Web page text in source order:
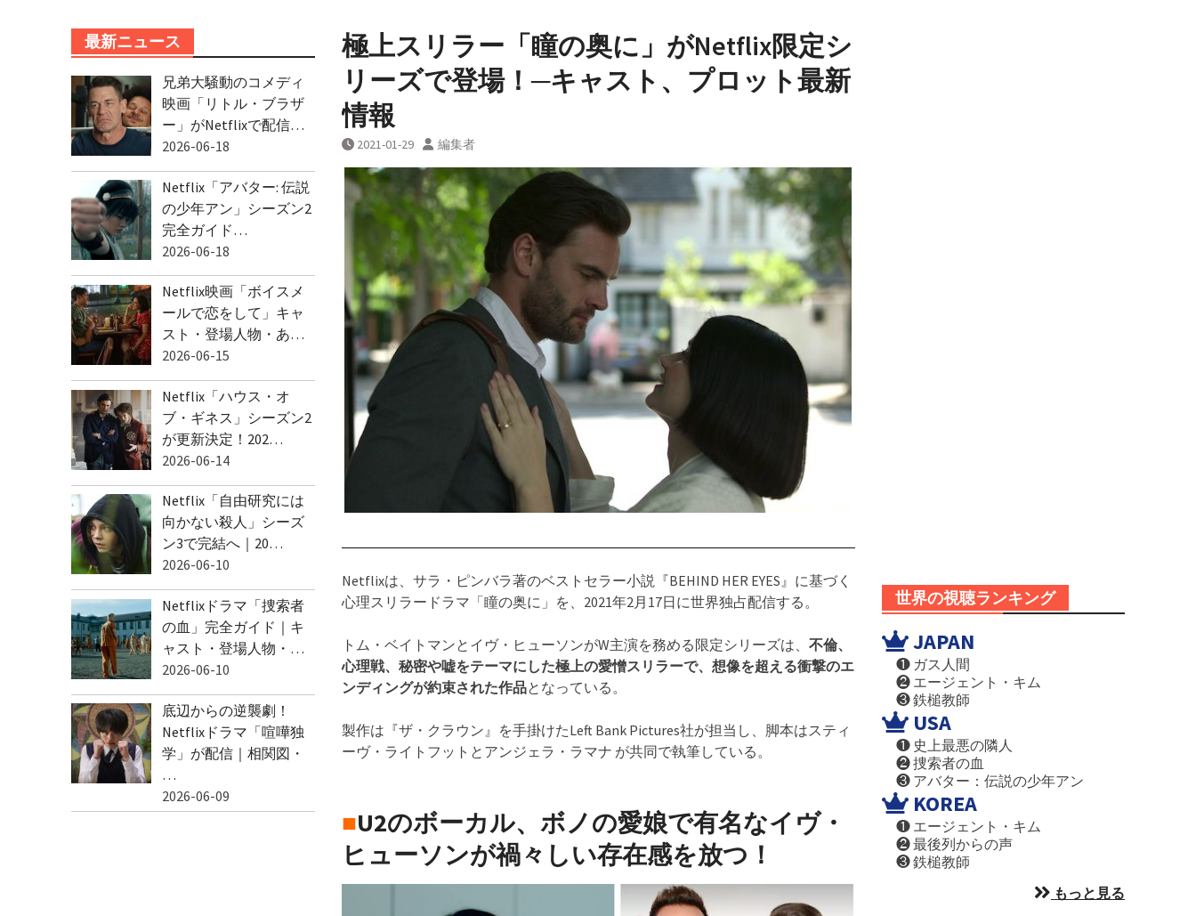
極上スリラー「瞳の奥に」がNetflix限定シ
リーズで登場！─キャスト、プロット最新
情報
2021-01-29 編集者
Netflixは、サラ・ピンバラ著のベストセラー小説『BEHIND HER EYES』に基づく
心理スリラードラマ「瞳の奥に」を、2021年2月17日に世界独占配信する。
トム・ベイトマンとイヴ・ヒューソンがW主演を務める限定シリーズは、 不倫、
心理戦、秘密や嘘をテーマにした極上の愛憎スリラーで、想像を超える衝撃のエ
ンディングが約束された作品となっている。
製作は『ザ・クラウン』を手掛けたLeft Bank Pictures社が担当し、脚本はスティ
ーヴ・ライトフットとアンジェラ・ラマナ が共同で執筆している。
■U2のボーカル、ボノの愛娘で有名なイヴ・
ヒューソンが禍々しい存在感を放つ！
世界の視聴ランキング
JAPAN
❶ ガス人間
❷ エージェント・キム
❸ 鉄槌教師
USA
❶ 史上最悪の隣人
❷ 捜索者の血
❸ アバター：伝説の少年アン
KOREA
❶ エージェント・キム
❷ 最後列からの声
❸ 鉄槌教師
もっと見る
最新ニュース
兄弟大騒動のコメディ
映画「リトル・ブラザ
ー」がNetflixで配信…
2026-06-18
Netflix「アバター: 伝説
の少年アン」シーズン2
完全ガイド…
2026-06-18
Netflix映画「ボイスメ
ールで恋をして」キャ
スト・登場人物・あ…
2026-06-15
Netflix「ハウス・オ
ブ・ギネス」シーズン2
が更新決定！202…
2026-06-14
Netflix「自由研究には
向かない殺人」シーズ
ン3で完結へ｜20…
2026-06-10
Netflixドラマ「捜索者
の血」完全ガイド｜キ
ャスト・登場人物・…
2026-06-10
底辺からの逆襲劇！
Netflixドラマ「喧嘩独
学」が配信｜相関図・
…
2026-06-09